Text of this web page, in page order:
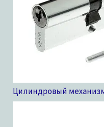
Цилиндровый